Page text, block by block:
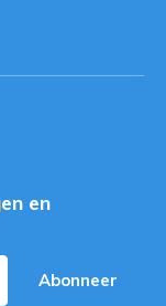
en
Abonneer